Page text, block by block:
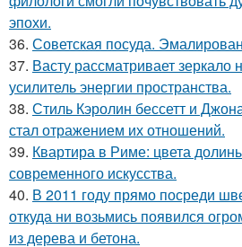
эпохи.
36. Советская посуда.
37. Васту рассматривает зеркало
усилитель энергии пространства.
38. Стиль Кэролин бессетт и
стал отражением их отношений.
39. Квартира в Риме: цвета
современного искусства.
40. В 2011 году прямо посреди
откуда ни возьмись появился
из дерева и бетона.